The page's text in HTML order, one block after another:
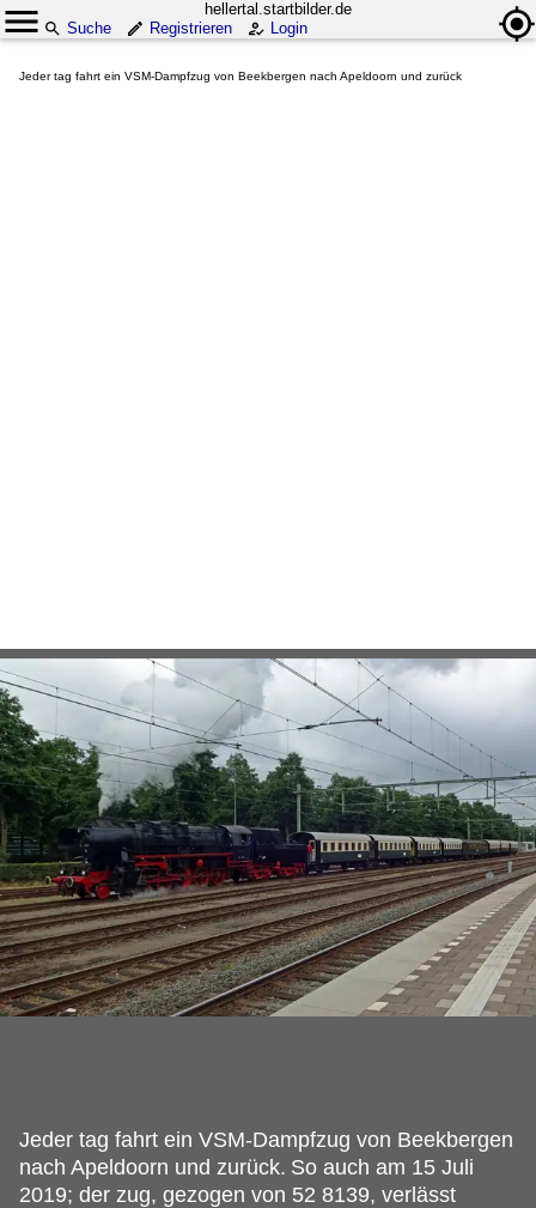
hellertal.startbilder.de
Suche
Registrieren Login
Jeder tag fahrt ein VSM-Dampfzug von Beekbergen nach Apeldoorn und zurück
Jeder tag fahrt ein VSM-Dampfzug von Beekbergen
nach Apeldoorn und zurück. So auch am 15 Juli
2019; der zug, gezogen von 52 8139, verlässt